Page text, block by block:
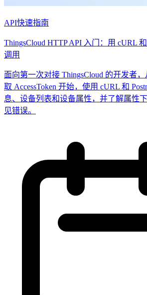
API快速指南
ThingsCloud HTTP API 入门：用 cURL
调用
面向第一次对接 ThingsCloud 的开发者
取 AccessToken 开始，使用 cURL 和
息、设备列表和设备属性，并了解属性
见错误。